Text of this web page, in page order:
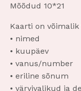
Mõõdud 10*21
Kaarti on
• nimed
• kuupäev
• vanus/number
• eriline sõnum
• värvivalikud ja